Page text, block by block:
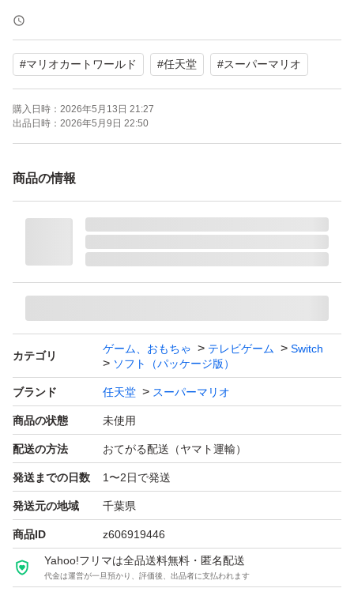
携帯モードプレイ人数：1.0 人
#マリオカートワールド #任天堂 #スーパーマリオ
購入日時： 2026年5月13日 21:27
出品日時： 2026年5月9日 22:50
商品の情報
カテゴリ
ゲーム、おもちゃ テレビゲーム
Switch
ソフト（パッケージ版）
ブランド 任天堂 スーパーマリオ
商品の状態 未使用
配送の方法 おてがる配送（ヤマト運輸）
発送までの日数 1〜2日で発送
発送元の地域 千葉県
商品ID z606919446
Yahoo!フリマは全品送料無料・匿名配送
代金は運営が一旦預かり、評価後、出品者に支払われます